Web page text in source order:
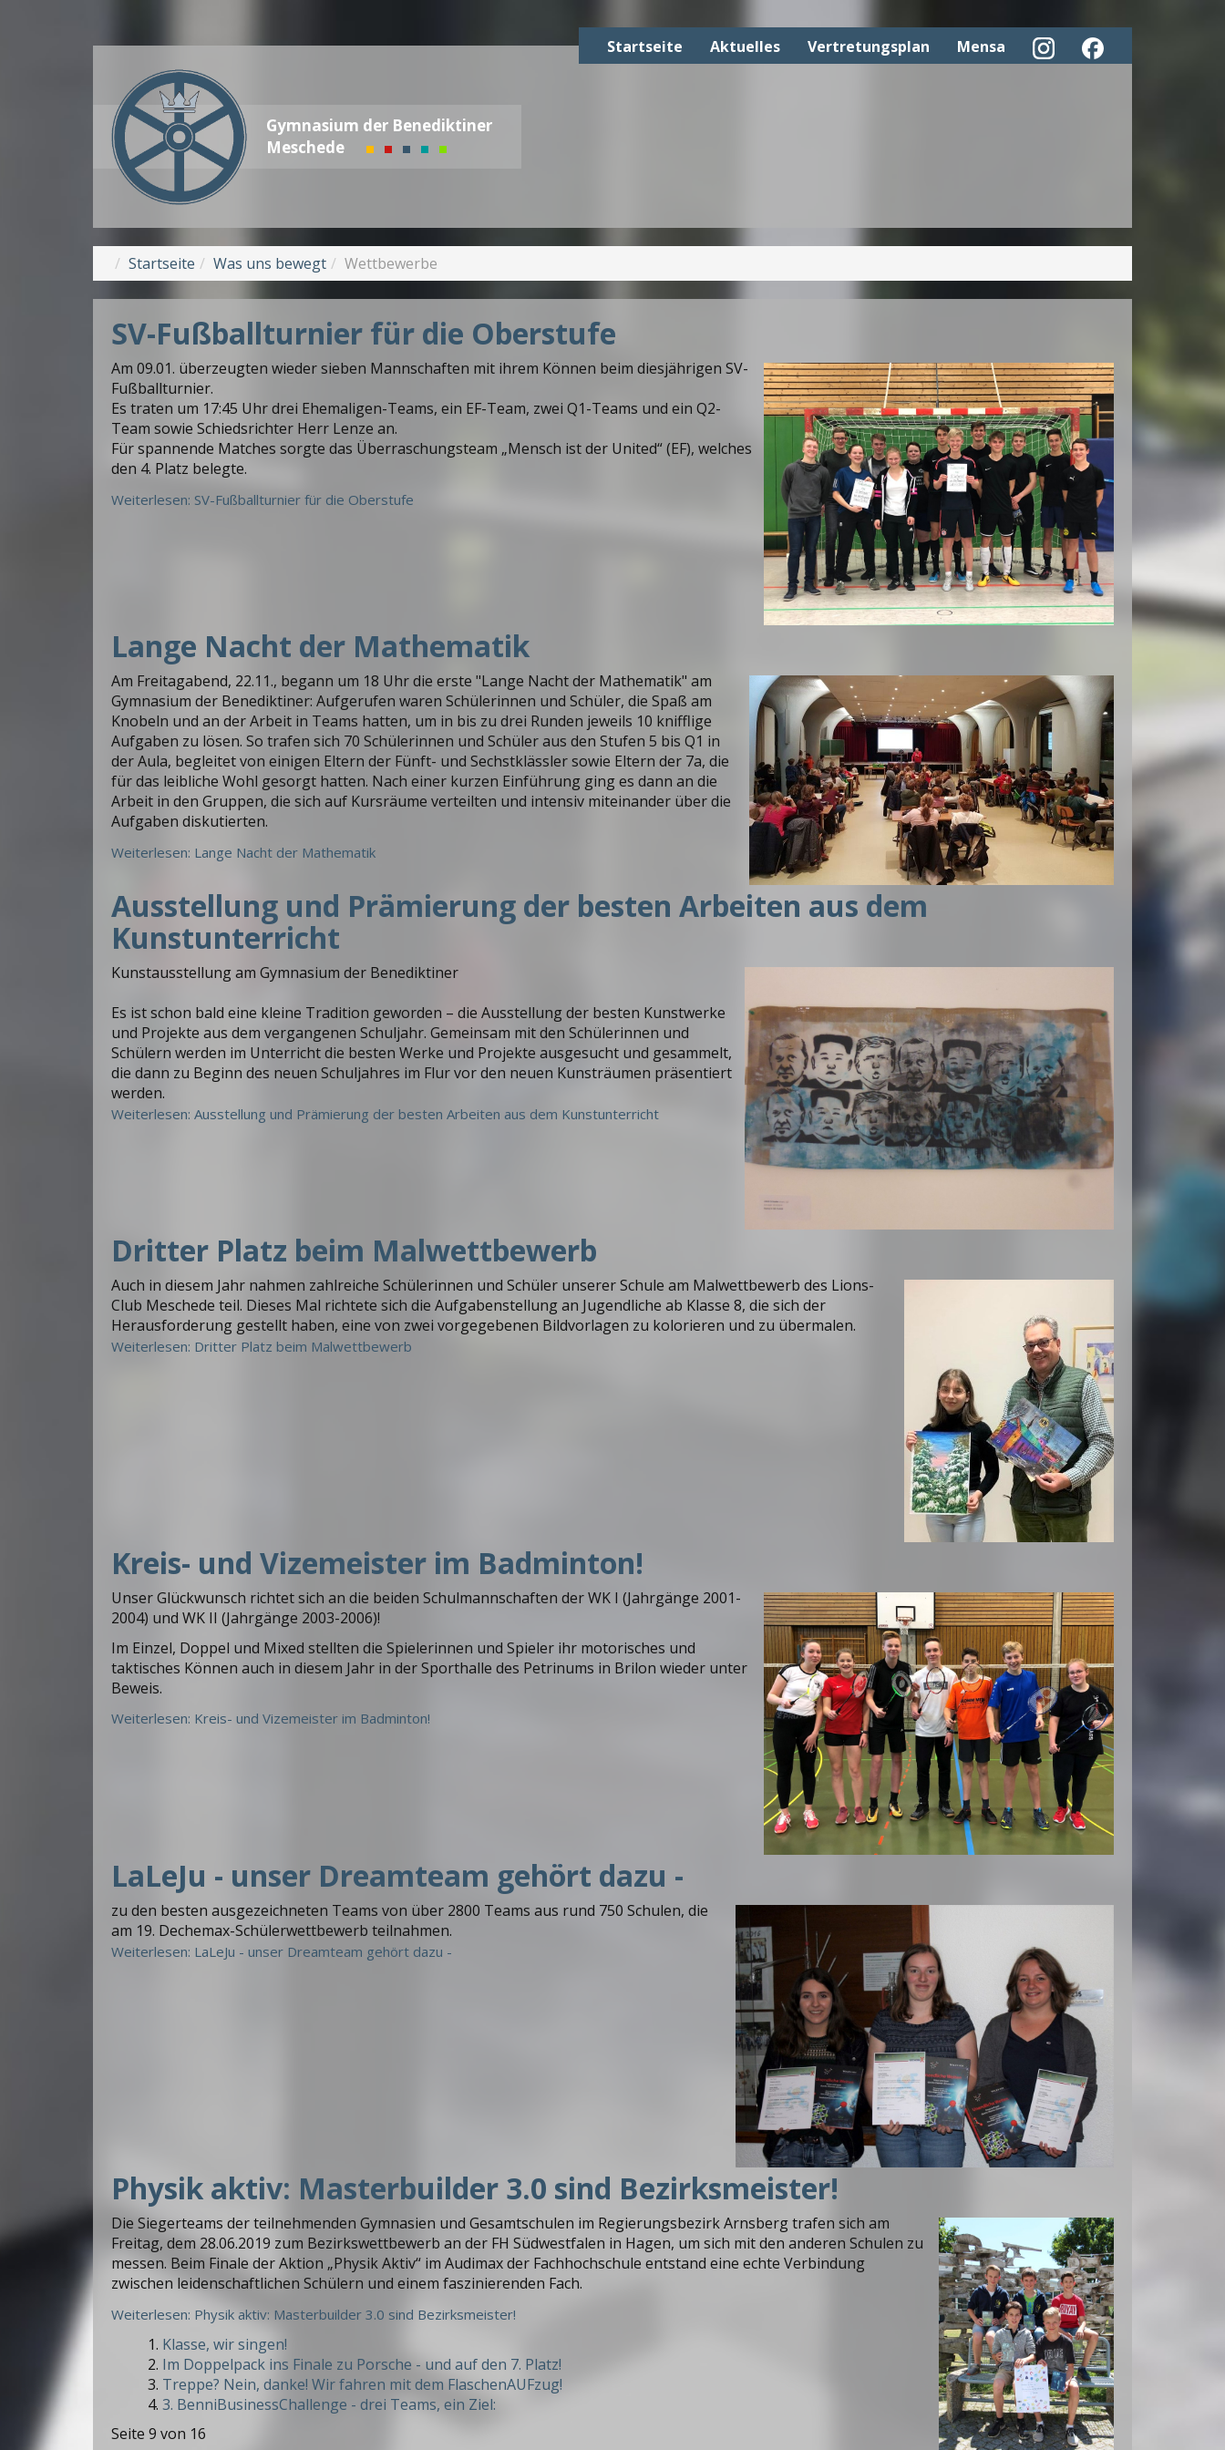
Startseite Aktuelles Vertretungsplan Mensa
Gymnasium der Benediktiner
Meschede
Startseite Was uns bewegt Wettbewerbe
SV-Fußballturnier für die Oberstufe
Am 09.01. überzeugten wieder sieben Mannschaften mit ihrem Können beim diesjährigen SV-
Fußballturnier.
Es traten um 17:45 Uhr drei Ehemaligen-Teams, ein EF-Team, zwei Q1-Teams und ein Q2-
Team sowie Schiedsrichter Herr Lenze an.
Für spannende Matches sorgte das Überraschungsteam „Mensch ist der United“ (EF), welches
den 4. Platz belegte.
Weiterlesen: SV-Fußballturnier für die Oberstufe
Lange Nacht der Mathematik
Am Freitagabend, 22.11., begann um 18 Uhr die erste "Lange Nacht der Mathematik" am
Gymnasium der Benediktiner: Aufgerufen waren Schülerinnen und Schüler, die Spaß am
Knobeln und an der Arbeit in Teams hatten, um in bis zu drei Runden jeweils 10 knifflige
Aufgaben zu lösen. So trafen sich 70 Schülerinnen und Schüler aus den Stufen 5 bis Q1 in
der Aula, begleitet von einigen Eltern der Fünft- und Sechstklässler sowie Eltern der 7a, die
für das leibliche Wohl gesorgt hatten. Nach einer kurzen Einführung ging es dann an die
Arbeit in den Gruppen, die sich auf Kursräume verteilten und intensiv miteinander über die
Aufgaben diskutierten.
Weiterlesen: Lange Nacht der Mathematik
Ausstellung und Prämierung der besten Arbeiten aus dem
Kunstunterricht
Kunstausstellung am Gymnasium der Benediktiner
Es ist schon bald eine kleine Tradition geworden – die Ausstellung der besten Kunstwerke
und Projekte aus dem vergangenen Schuljahr. Gemeinsam mit den Schülerinnen und
Schülern werden im Unterricht die besten Werke und Projekte ausgesucht und gesammelt,
die dann zu Beginn des neuen Schuljahres im Flur vor den neuen Kunsträumen präsentiert
werden.
Weiterlesen: Ausstellung und Prämierung der besten Arbeiten aus dem Kunstunterricht
Dritter Platz beim Malwettbewerb
Auch in diesem Jahr nahmen zahlreiche Schülerinnen und Schüler unserer Schule am Malwettbewerb des Lions-
Club Meschede teil. Dieses Mal richtete sich die Aufgabenstellung an Jugendliche ab Klasse 8, die sich der
Herausforderung gestellt haben, eine von zwei vorgegebenen Bildvorlagen zu kolorieren und zu übermalen.
Weiterlesen: Dritter Platz beim Malwettbewerb
Kreis- und Vizemeister im Badminton!
Unser Glückwunsch richtet sich an die beiden Schulmannschaften der WK I (Jahrgänge 2001-
2004) und WK II (Jahrgänge 2003-2006)!
Im Einzel, Doppel und Mixed stellten die Spielerinnen und Spieler ihr motorisches und
taktisches Können auch in diesem Jahr in der Sporthalle des Petrinums in Brilon wieder unter
Beweis.
Weiterlesen: Kreis- und Vizemeister im Badminton!
LaLeJu - unser Dreamteam gehört dazu -
zu den besten ausgezeichneten Teams von über 2800 Teams aus rund 750 Schulen, die
am 19. Dechemax-Schülerwettbewerb teilnahmen.
Weiterlesen: LaLeJu - unser Dreamteam gehört dazu -
Physik aktiv: Masterbuilder 3.0 sind Bezirksmeister!
Die Siegerteams der teilnehmenden Gymnasien und Gesamtschulen im Regierungsbezirk Arnsberg trafen sich am
Freitag, dem 28.06.2019 zum Bezirkswettbewerb an der FH Südwestfalen in Hagen, um sich mit den anderen Schulen zu
messen. Beim Finale der Aktion „Physik Aktiv“ im Audimax der Fachhochschule entstand eine echte Verbindung
zwischen leidenschaftlichen Schülern und einem faszinierenden Fach.
Weiterlesen: Physik aktiv: Masterbuilder 3.0 sind Bezirksmeister!
Klasse, wir singen!
Im Doppelpack ins Finale zu Porsche - und auf den 7. Platz!
Treppe? Nein, danke! Wir fahren mit dem FlaschenAUFzug!
3. BenniBusinessChallenge - drei Teams, ein Ziel:
Seite 9 von 16